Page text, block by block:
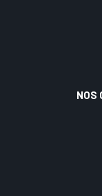
NOS